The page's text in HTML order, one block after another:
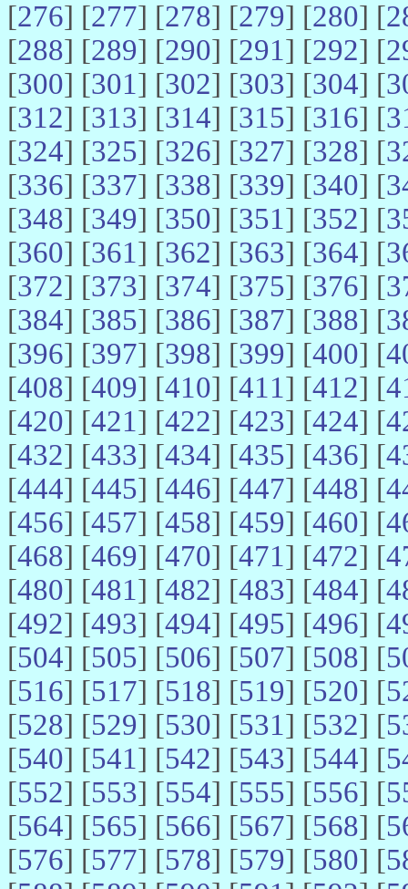
[276] [277] [278] [279] [280] [
[288] [289] [290] [291] [292] [
[300] [301] [302] [303] [304] [
[312] [313] [314] [315] [316] [
[324] [325] [326] [327] [328] [
[336] [337] [338] [339] [340] [
[348] [349] [350] [351] [352] [
[360] [361] [362] [363] [364] [
[372] [373] [374] [375] [376] [
[384] [385] [386] [387] [388] [
[396] [397] [398] [399] [400] [
[408] [409] [410] [411] [412] [
[420] [421] [422] [423] [424] [
[432] [433] [434] [435] [436] [
[444] [445] [446] [447] [448] [
[456] [457] [458] [459] [460] [
[468] [469] [470] [471] [472] [
[480] [481] [482] [483] [484] [
[492] [493] [494] [495] [496] [
[504] [505] [506] [507] [508] [
[516] [517] [518] [519] [520] [
[528] [529] [530] [531] [532] [
[540] [541] [542] [543] [544] [
[552] [553] [554] [555] [556] [
[564] [565] [566] [567] [568] [
[576] [577] [578] [579] [580] [